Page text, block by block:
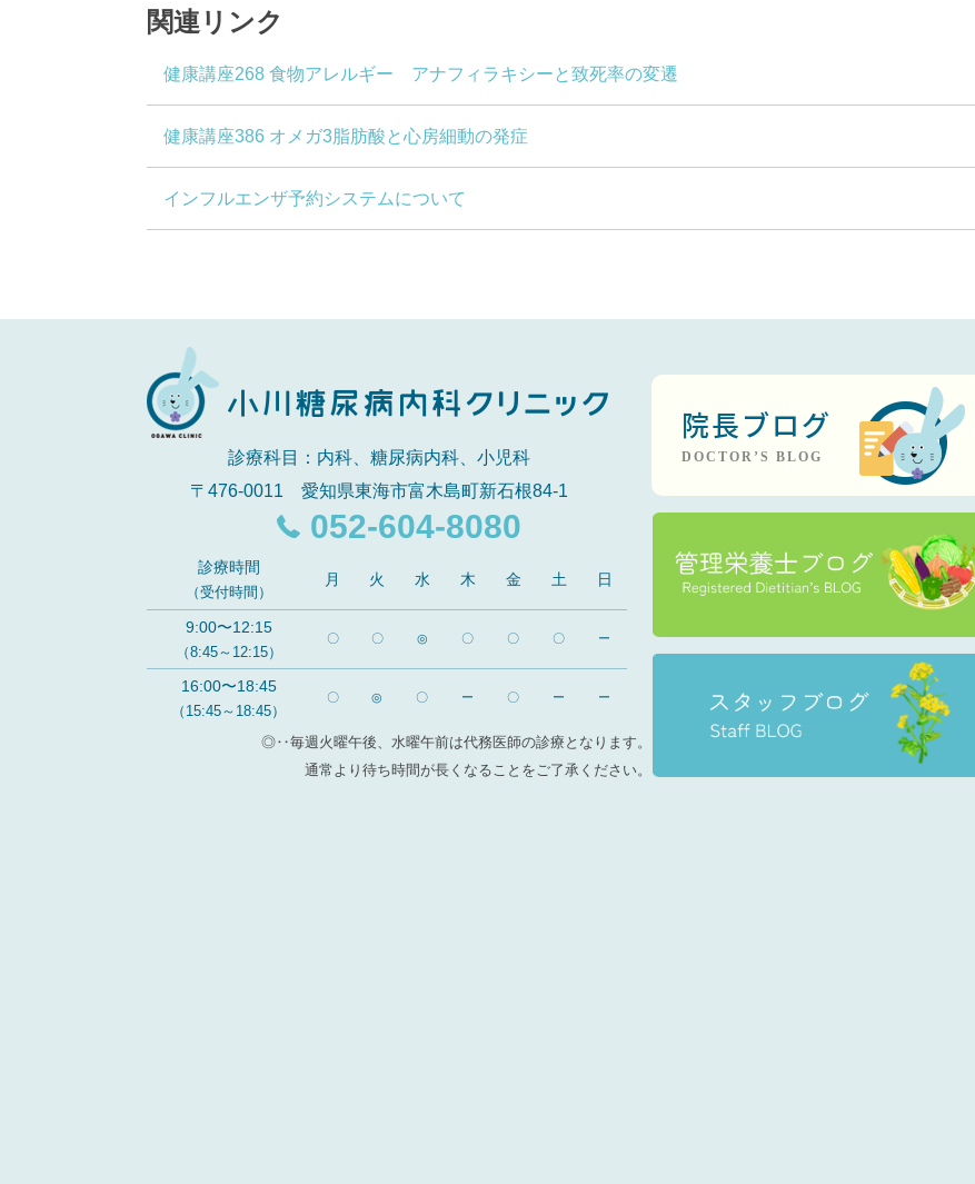
関連リンク
健康講座268 食物アレルギー アナフィラキシーと致死率の変遷
健康講座386 オメガ3脂肪酸と心房細動の発症
インフルエンザ予約システムについて
診療科目：内科、糖尿病内科、小児科
〒476-0011 愛知県東海市富木島町新石根84-1
052-604-8080
診療時間
（受付時間）
月 火 水 木 金 土 日
9:00〜12:15
（8:45～12:15）
〇 〇 ◎ 〇 〇 〇 ー
16:00〜18:45
（15:45～18:45）
〇 ◎ 〇 ー 〇 ー ー
◎‥毎週火曜午後、水曜午前は代務医師の診療となります。
通常より待ち時間が長くなることをご了承ください。
院長ブログ
DOCTOR’S BLOG